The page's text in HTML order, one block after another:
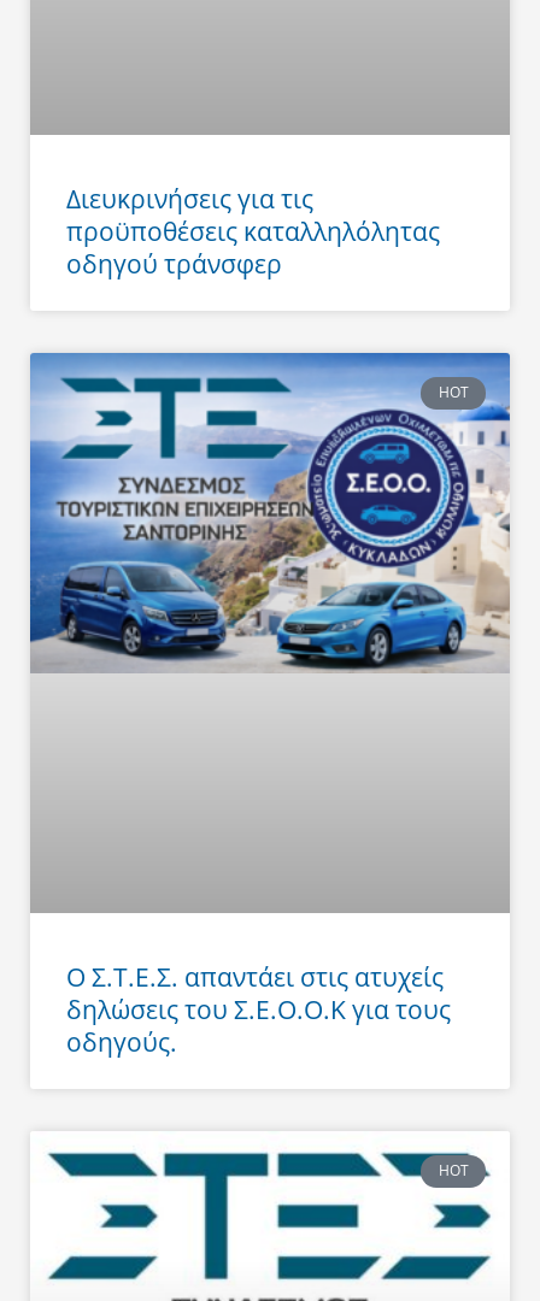
Διευκρινήσεις για τις
προϋποθέσεις καταλληλόλητας
οδηγού τράνσφερ
HOT
Ο Σ.Τ.Ε.Σ. απαντάει στις ατυχείς
δηλώσεις του Σ.Ε.Ο.Ο.Κ για τους
οδηγούς.
HOT